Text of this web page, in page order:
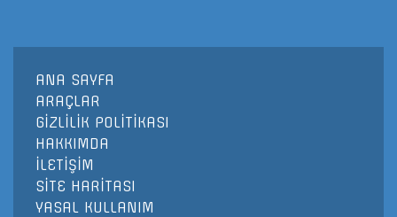
ANA SAYFA
ARAÇLAR
GİZLİLİK POLİTİKASI
HAKKIMDA
İLETİŞİM
SİTE HARİTASI
YASAL KULLANIM